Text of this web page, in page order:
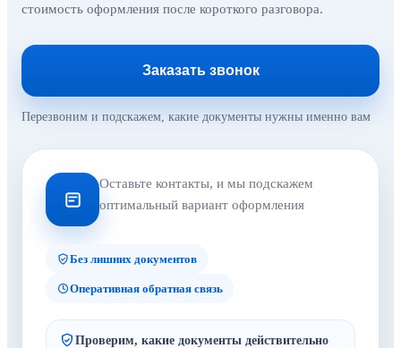
стоимость оформления после короткого разговора.
Заказать звонок
Перезвоним и подскажем, какие документы нужны именно вам
Оставьте контакты, и мы подскажем
оптимальный вариант оформления
Без лишних документов
Оперативная обратная связь
Проверим, какие документы действительно